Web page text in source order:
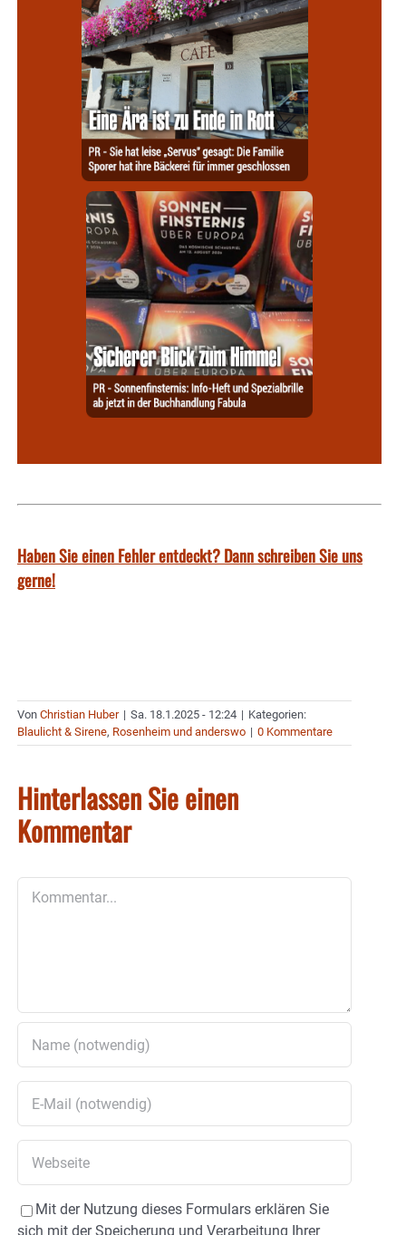
Haben Sie einen Fehler entdeckt? Dann schreiben Sie uns
gerne!
Von Christian Huber | Sa. 18.1.2025 - 12:24 | Kategorien:
Blaulicht & Sirene, Rosenheim und anderswo | 0 Kommentare
Hinterlassen Sie einen
Kommentar
Mit der Nutzung dieses Formulars erklären Sie
sich mit der Speicherung und Verarbeitung Ihrer